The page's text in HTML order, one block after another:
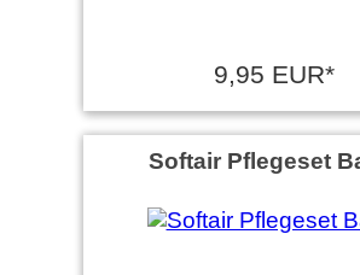
9,95 EUR*
Softair Pflegeset